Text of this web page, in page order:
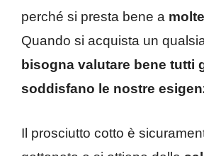
perché si presta bene a
Quando si acquista un
bisogna valutare bene tutti
soddisfano le nostre
Il prosciutto cotto è